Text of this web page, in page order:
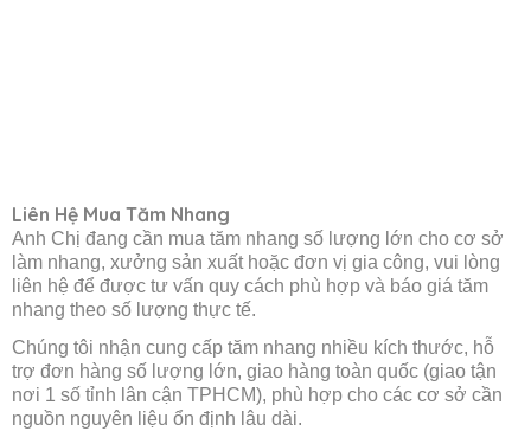
Liên Hệ Mua Tăm Nhang
Anh Chị đang cần mua tăm nhang số lượng lớn cho cơ sở
làm nhang, xưởng sản xuất hoặc đơn vị gia công, vui lòng
liên hệ để được tư vấn quy cách phù hợp và báo giá tăm
nhang theo số lượng thực tế.
Chúng tôi nhận cung cấp tăm nhang nhiều kích thước, hỗ
trợ đơn hàng số lượng lớn, giao hàng toàn quốc (giao tận
nơi 1 số tỉnh lân cận TPHCM), phù hợp cho các cơ sở cần
nguồn nguyên liệu ổn định lâu dài.